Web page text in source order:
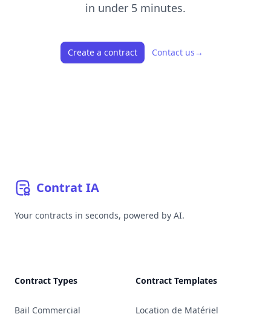
in under 5 minutes.
Create a contract Contact us →
Contrat IA
Your contracts in seconds, powered by AI.
Contract Types
Bail Commercial
Contract Templates
Location de Matériel